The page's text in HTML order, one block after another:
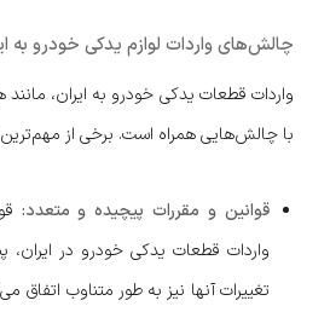
چالش‌های واردات لوازم یدکی خودرو به
واردات قطعات یدکی خودرو به ایران، مانند
با چالش‌هایی همراه است. برخی از مهم‌ترین
قوانین و مقررات پیچیده و متعدد:
واردات قطعات یدکی خودرو در
تغییرات آنها نیز به طور متناوب اتفاق